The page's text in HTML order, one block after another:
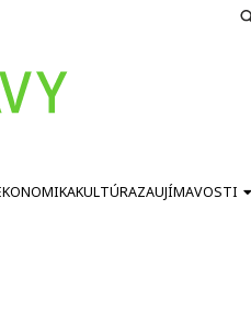
KULTÚRAZAUJÍMAVOSTI